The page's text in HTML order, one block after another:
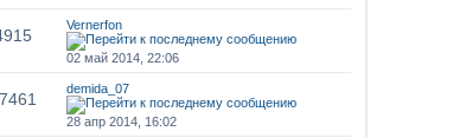
Vernerfon
02 май 2014, 22:06
demida_07
28 апр 2014, 16:02